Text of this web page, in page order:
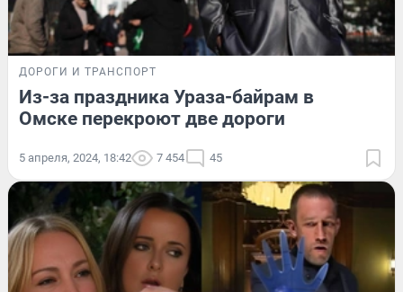
ДОРОГИ И ТРАНСПОРТ
Из-за праздника Ураза-байрам в
Омске перекроют две дороги
5 апреля, 2024, 18:42 7 454 45